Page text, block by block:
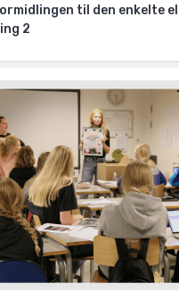
til den enkelte
2